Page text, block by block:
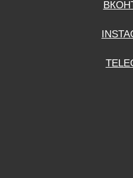
ИНН: 390515008408
Федерации.